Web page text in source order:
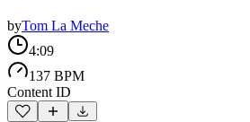
byTom La Meche
4:09
137 BPM
Content ID